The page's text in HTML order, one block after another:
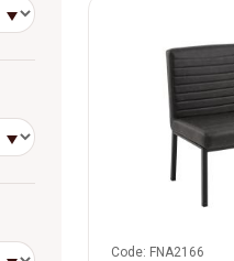
Code: FNA2166